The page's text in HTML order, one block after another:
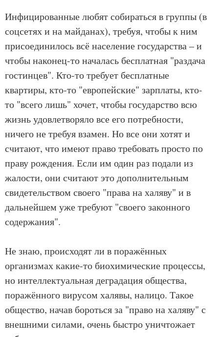
Инфицированные любят собираться в группы (в
соцсетях и на майданах), требуя, чтобы к ним
присоединилось всё население государства – и
чтобы наконец-то началась бесплатная "раздача
гостинцев". Кто-то требует бесплатные
квартиры, кто-то "европейские" зарплаты, кто-
то "всего лишь" хочет, чтобы государство всю
жизнь удовлетворяло все его потребности,
ничего не требуя взамен. Но все они хотят и
считают, что имеют право требовать просто по
праву рождения. Если им один раз подали из
жалости, они считают это дополнительным
свидетельством своего "права на халяву" и в
дальнейшем уже требуют "своего законного
содержания".
Не знаю, происходят ли в поражённых
организмах какие-то биохимические процессы,
но интеллектуальная деградация общества,
поражённого вирусом халявы, налицо. Такое
общество, начав бороться за "право на халяву" с
внешними силами, очень быстро уничтожает